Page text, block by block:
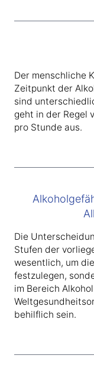
Der menschliche
Zeitpunkt der
sind
geht in der Regel
pro Stunde aus.
Die
Stufen der
wesentlich, um
festzulegen,
im Bereich
behilflich sein.